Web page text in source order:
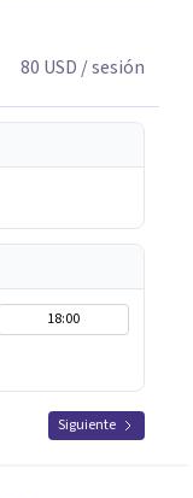
80 USD / sesión
18:00
Siguiente